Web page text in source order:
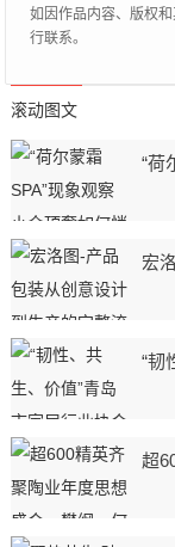
如因作品内容、版权
行联系。
滚动图文
“荷
宏
“韧
超